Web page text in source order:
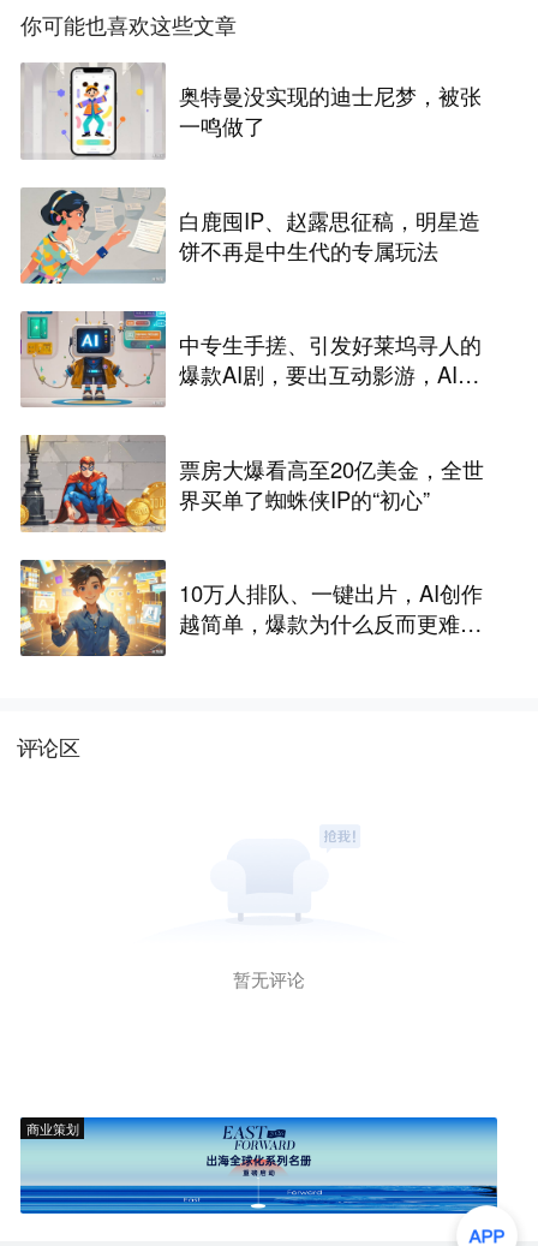
你可能也喜欢这些文章
奥特曼没实现的迪士尼梦，被张
一鸣做了
白鹿囤IP、赵露思征稿，明星造
饼不再是中生代的专属玩法
中专生手搓、引发好莱坞寻人的
爆款AI剧，要出互动影游，AI剧
票房大爆看高至20亿美金，全世
界买单了蜘蛛侠IP的“初心”
10万人排队、一键出片，AI创作
越简单，爆款为什么反而更难做
评论区
暂无评论
商业策划